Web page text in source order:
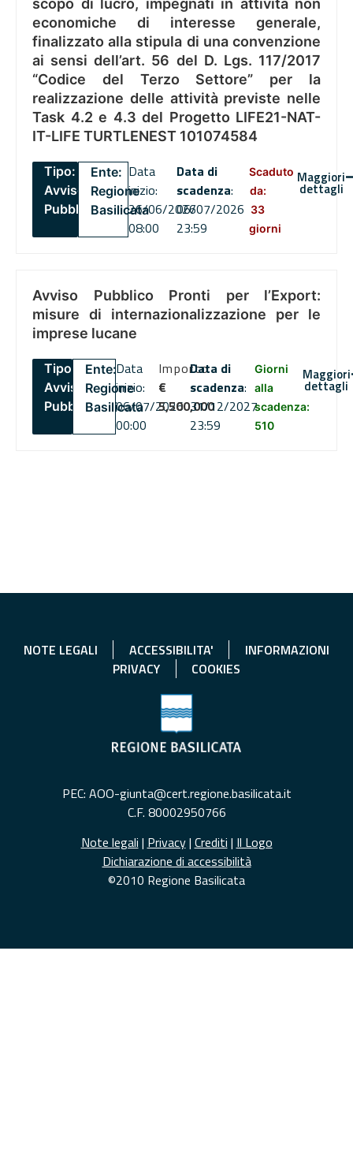
scopo di lucro, impegnati in attività non
economiche di interesse generale,
finalizzato alla stipula di una convenzione
ai sensi dell’art. 56 del D. Lgs. 117/2017
“Codice del Terzo Settore” per la
realizzazione delle attività previste nelle
Task 4.2 e 4.3 del Progetto LIFE21-NAT-
IT-LIFE TURTLENEST 101074584
Tipo:
Avviso
Pubblico
Ente:
Regione
Basilicata
Data
inizio:
26/06/2026
08:00
Data di
scadenza:
06/07/2026
23:59
Scaduto
da:
33
giorni
Maggiori
dettagli
Avviso Pubblico Pronti per l’Export:
misure di internazionalizzazione per le
imprese lucane
Tipo:
Avviso
Pubblico
Ente:
Regione
Basilicata
Data
inizio:
06/07/2026
00:00
Importo
€
5,500,000
Data di
scadenza:
31/12/2027
23:59
Giorni
alla
scadenza:
510
Maggiori
dettagli
NOTE LEGALI ACCESSIBILITA'
INFORMAZIONI
PRIVACY
COOKIES
PEC: AOO-giunta@cert.regione.basilicata.it
C.F. 80002950766
Note legali | Privacy| Crediti | Il Logo
Dichiarazione di accessibilità
©2010 Regione Basilicata